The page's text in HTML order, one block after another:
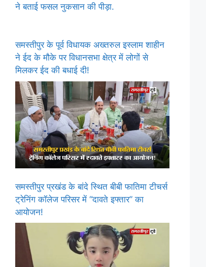
ने बताई फसल नुकसान की पीड़ा.
समस्तीपुर के पूर्व विधायक अख्तरुल इस्लाम शाहीन
ने ईद के मौके पर विधानसभा क्षेत्र में लोगों से
मिलकर ईद की बधाई दी!
समस्तीपुर प्रखंड के बांदे स्थित बीबी फातिमा टीचर्स
ट्रेनिंग कॉलेज परिसर में “दावते इफ्तार” का
आयोजन!